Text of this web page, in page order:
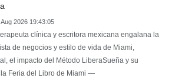
2026 19:43:05
clínica y escritora mexicana engalana la
de negocios y estilo de vida de Miami,
el impacto del Método LiberaSueña y su
Feria del Libro de Miami —